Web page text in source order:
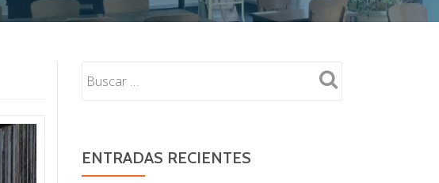
ENTRADAS RECIENTES